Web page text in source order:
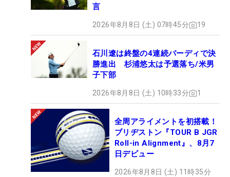
言
2026年8月8日 (土) 07時45分 19
石川遼は終盤の4連続バーディで決
勝進出 杉浦悠太は予選落ち/米男
子下部
2026年8月8日 (土) 10時33分 1
全周アライメントを初搭載！
ブリヂストン『TOUR B JGR
Roll-in Alignment』、8月7
日デビュー
2026年8月8日 (土) 11時35分